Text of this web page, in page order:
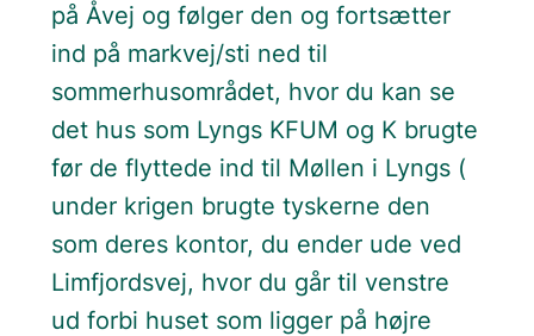
på Åvej og følger den og fortsætter
ind på markvej/sti ned til
sommerhusområdet, hvor du kan se
det hus som Lyngs KFUM og K brugte
før de flyttede ind til Møllen i Lyngs (
under krigen brugte tyskerne den
som deres kontor, du ender ude ved
Limfjordsvej, hvor du går til venstre
ud forbi huset som ligger på højre